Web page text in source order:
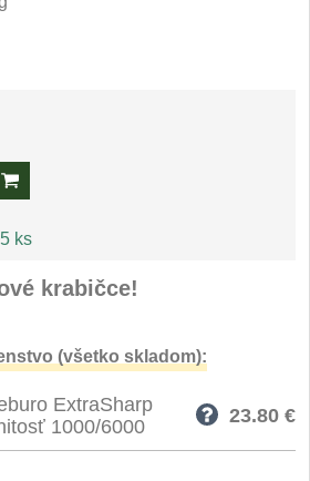
ks
krabičce!
(všetko skladom):
ExtraSharp
1000/6000
23.80 €